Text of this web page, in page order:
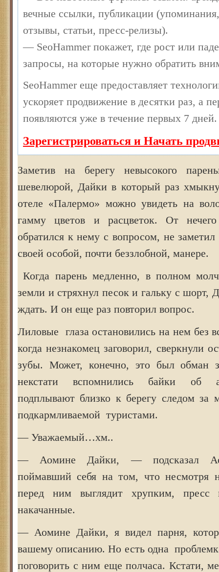
вечные ссылки, публикации
отзывы, статьи, пресс-релизы).
— SeoHammer покажет, где рост или
запросы, на которые нужно обратить
SeoHammer еще предоставляет
ускоряет продвижение в десятки раз, а
появляются уже в течение первых 7 дней.
Зарегистрироваться и Начать
Заметив на берегу невысокого
шевелюрой, Дайки в который раз
отеле «Палермо» можно увидеть на
гамму цветов и расцветок. От
обратился к нему с вопросом, не
своей особой, почти беззлобной, манере.
Когда парень медленно, в полном
земли и стряхнул песок и гальку с шорт,
ждать. И он еще раз повторил вопрос.
Лиловые глаза остановились на нем без
когда незнакомец заговорил, сверкнули
зубы. Может, конечно, это был обман
некстати вспомнились байки об
подплывают близко к берегу следом за
подкармливаемой туристами.
— Уважаемый…хм..
— Аомине Дайки, — подсказал
поймавший себя на том, что несмотря
перед ним выглядит хрупким,
накачанные.
— Аомине Дайки, я видел парня,
вашему описанию. Но есть одна
поговорить с ним еще полчаса. Кстати,